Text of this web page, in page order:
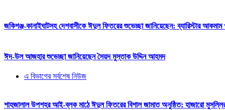
জকিগঞ্জ-কানাইঘাটসহ দেশবাসীকে ঈদুল ফিতরের শুভেচ্ছা জানিয়েছেন: ব্যারিস্টার আকমাম
ঈদ-উল আজহার শুভেচ্ছা জানিয়েছেন সৈয়দ মুস্তাক উদ্দিন আহমদ
এ বিভাগের সর্বশেষ নিউজ
শাহজালাল উপশহর আই-ব্লক মাঠে ঈদুল ফিতরের বিশাল জামাত অনুষ্ঠিত: হাজারো